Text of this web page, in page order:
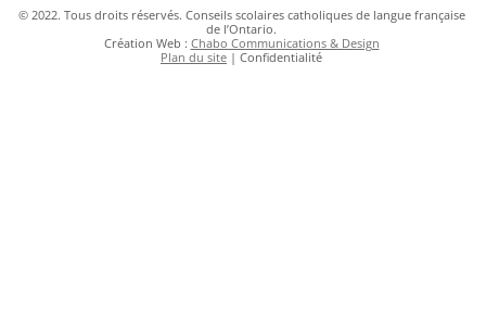
© 2022. Tous droits réservés. Conseils scolaires catholiques de langue française
de l’Ontario.
Création Web : Chabo Communications & Design
Plan du site | Confidentialité